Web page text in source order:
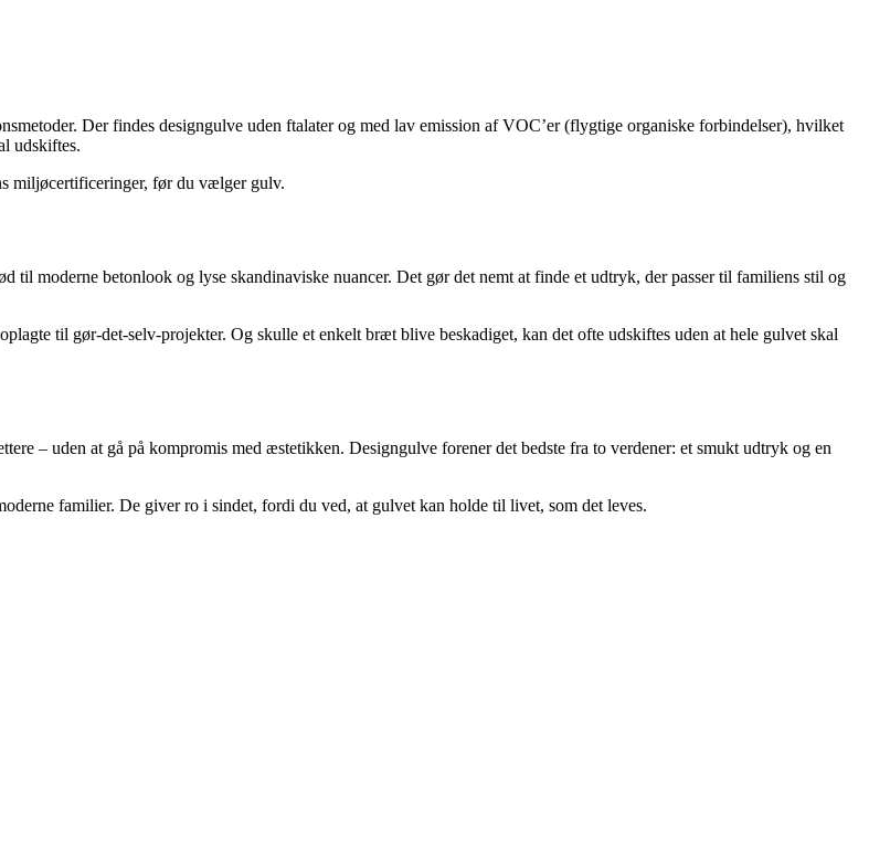
Der findes designgulve uden ftalater og med lav emission af VOC’er (flygtige organiske forbindelser), hvilket
udskiftes.
miljøcertificeringer, før du vælger gulv.
moderne betonlook og lyse skandinaviske nuancer. Det gør det nemt at finde et udtryk, der passer til familiens stil og
til gør-det-selv-projekter. Og skulle et enkelt bræt blive beskadiget, kan det ofte udskiftes uden at hele gulvet skal
– uden at gå på kompromis med æstetikken. Designgulve forener det bedste fra to verdener: et smukt udtryk og en
familier. De giver ro i sindet, fordi du ved, at gulvet kan holde til livet, som det leves.